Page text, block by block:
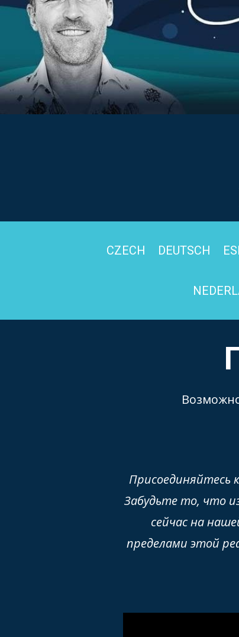
CZECH DEUTSCH
Присоединяйтесь
Забудьте то, что
сейчас на
пределами этой